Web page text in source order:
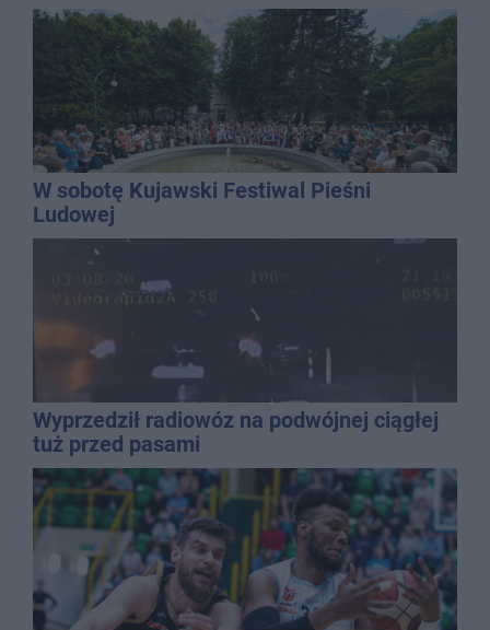
W sobotę Kujawski Festiwal Pieśni
Ludowej
Wyprzedził radiowóz na podwójnej ciągłej
tuż przed pasami